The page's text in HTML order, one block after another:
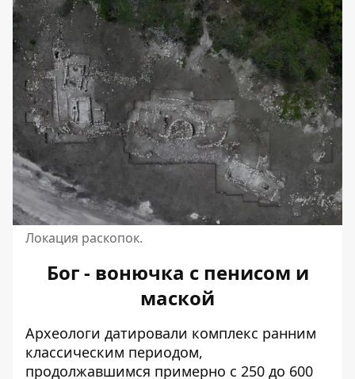
Локация раскопок.
Бог - вонючка с пенисом и
маской
Археологи датировали комплекс ранним
классическим периодом,
продолжавшимся примерно с 250 до 600